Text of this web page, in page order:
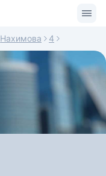
Нахимова 4